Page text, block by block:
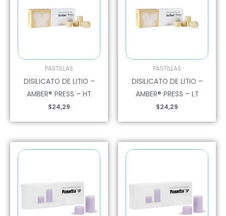
PASTILLAS
DISILICATO DE LITIO –
AMBER® PRESS – HT
$24,29
PASTILLAS
DISILICATO DE LITIO –
AMBER® PRESS – LT
$24,29